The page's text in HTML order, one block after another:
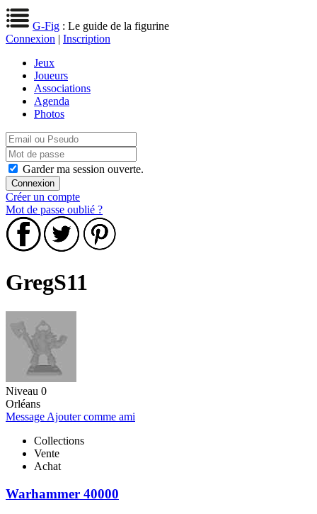
G-Fig : Le guide de la figurine
Connexion | Inscription
Jeux
Joueurs
Associations
Agenda
Photos
Garder ma session ouverte.
Créer un compte
Mot de passe oublié ?
GregS11
Niveau 0
Orléans
Message Ajouter comme ami
Collections
Vente
Achat
Warhammer 40000